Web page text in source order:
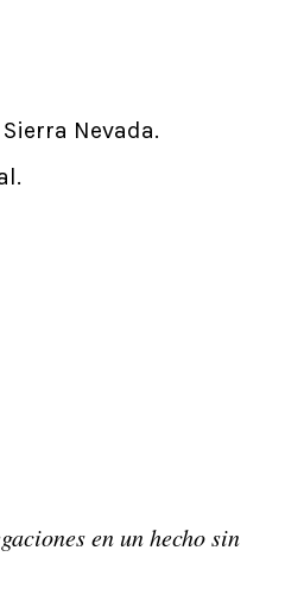
Nevada.
en un hecho sin